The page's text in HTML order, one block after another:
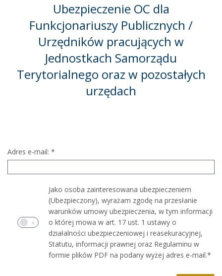
Ubezpieczenie OC dla
Funkcjonariuszy Publicznych /
Urzędników pracujących w
Jednostkach Samorządu
Terytorialnego oraz w pozostałych
urzędach
Adres e-mail: *
Jako osoba zainteresowana ubezpieczeniem
(Ubezpieczony), wyrażam zgodę na przesłanie
warunków umowy ubezpieczenia, w tym informacji
o której mowa w art. 17 ust. 1 ustawy o
działalności ubezpieczeniowej i reasekuracyjnej,
Statutu, informacji prawnej oraz Regulaminu w
formie plików PDF na podany wyżej adres e-mail.*